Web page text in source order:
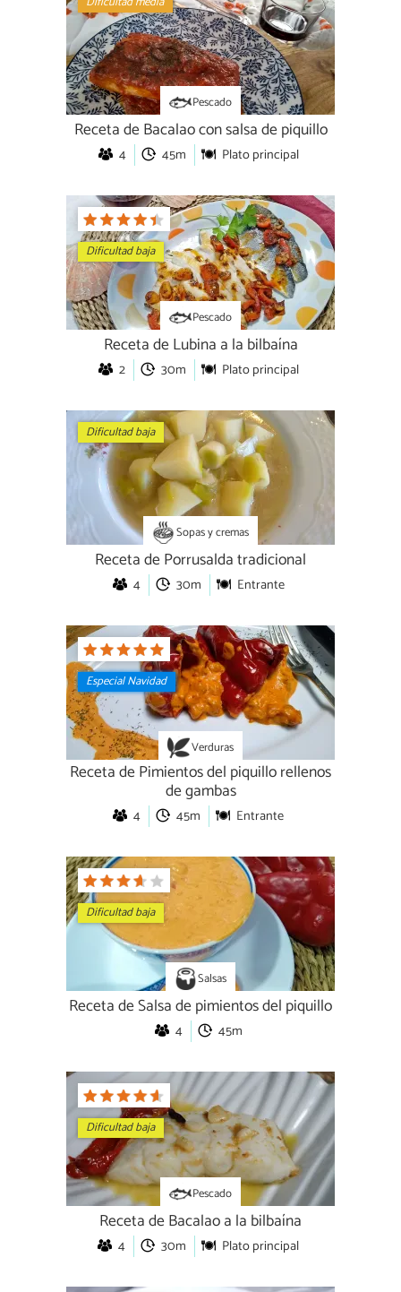
Pescado
Receta de Bacalao con salsa de piquillo
4 45m Plato principal
Dificultad baja
Pescado
Receta de Lubina a la bilbaína
2 30m Plato principal
Dificultad baja
Sopas y cremas
Receta de Porrusalda tradicional
4 30m Entrante
Especial Navidad
Verduras
Receta de Pimientos del piquillo rellenos
de gambas
4 45m Entrante
Dificultad baja
Salsas
Receta de Salsa de pimientos del piquillo
4 45m
Dificultad baja
Pescado
Receta de Bacalao a la bilbaína
4 30m Plato principal